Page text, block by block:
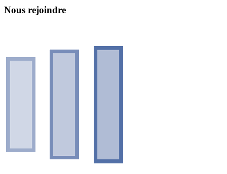
Nous rejoindre